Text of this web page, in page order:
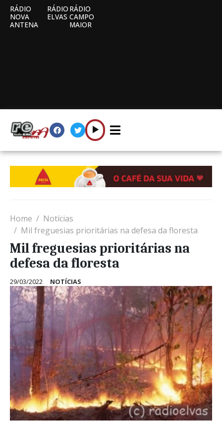
RÁDIO
NOVA
ANTENA
RÁDIO
ELVAS
RÁDIO
CAMPO
MAIOR
Home
Notícias
Mil freguesias prioritárias na defesa da floresta
Mil freguesias prioritárias na
defesa da floresta
29/03/2022 NOTÍCIAS